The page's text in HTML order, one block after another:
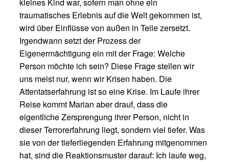
traumatisches Erlebnis auf die Welt gekommen ist,
wird über Einflüsse von außen in Teile zersetzt.
Irgendwann setzt der Prozess der
Eigenermächtigung ein mit der Frage: Welche
Person möchte ich sein? Diese Frage stellen wir
uns meist nur, wenn wir Krisen haben. Die
Attentatserfahrung ist so eine Krise. Im Laufe ihrer
Reise kommt Marian aber drauf, dass die
eigentliche Zersprengung ihrer Person, nicht in
dieser Terrorerfahrung liegt, sondern viel tiefer. Was
sie von der tieferliegenden Erfahrung mitgenommen
hat, sind die Reaktionsmuster darauf: Ich laufe weg,